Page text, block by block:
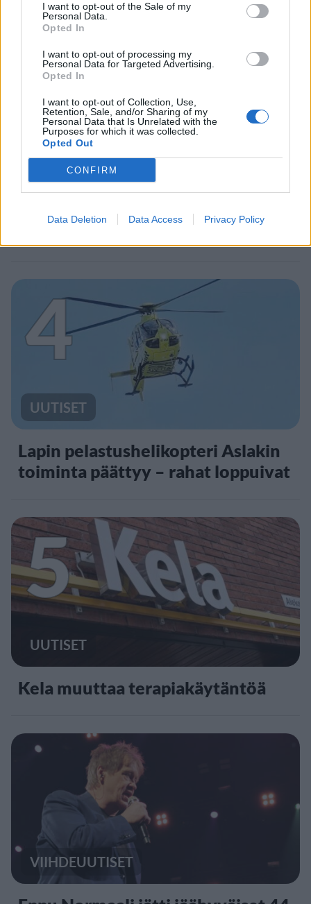
I want to opt-out of the Sale of my
Personal Data.
Opted In
I want to opt-out of processing my
Personal Data for Targeted Advertising.
Opted In
I want to opt-out of Collection, Use,
Retention, Sale, and/or Sharing of my
Personal Data that Is Unrelated with the
Purposes for which it was collected.
Opted Out
CONFIRM
Data Deletion Data Access Privacy Policy
3
MATKAILU
Finnairin lennoista osan lentää
jatkossa toinen lentoyhtiö –
4
UUTISET
Lapin pelastushelikopteri Aslakin
toiminta päättyy – rahat loppuivat
5
UUTISET
Kela muuttaa terapiakäytäntöä
VIIHDEUUTISET